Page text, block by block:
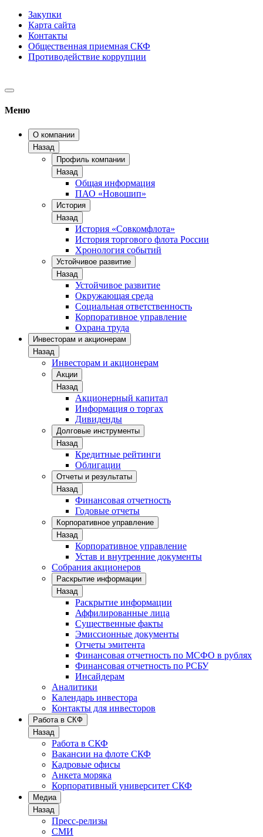
Закупки
Карта сайта
Контакты
Общественная приемная СКФ
Противодействие коррупции
Меню
О компании
Назад
Профиль компании
Назад
Общая информация
ПАО «Новошип»
История
Назад
История «Совкомфлота»
История торгового флота России
Хронология событий
Устойчивое развитие
Назад
Устойчивое развитие
Окружающая среда
Социальная ответственность
Корпоративное управление
Охрана труда
Инвесторам и акционерам
Назад
Инвесторам и акционерам
Акции
Назад
Акционерный капитал
Информация о торгах
Дивиденды
Долговые инструменты
Назад
Кредитные рейтинги
Облигации
Отчеты и результаты
Назад
Финансовая отчетность
Годовые отчеты
Корпоративное управление
Назад
Корпоративное управление
Устав и внутренние документы
Собрания акционеров
Раскрытие информации
Назад
Раскрытие информации
Аффилированные лица
Существенные факты
Эмиссионные документы
Отчеты эмитента
Финансовая отчетность по МСФО в рублях
Финансовая отчетность по РСБУ
Инсайдерам
Аналитики
Календарь инвестора
Контакты для инвесторов
Работа в СКФ
Назад
Работа в СКФ
Вакансии на флоте СКФ
Кадровые офисы
Анкета моряка
Корпоративный университет СКФ
Медиа
Назад
Пресс-релизы
СМИ